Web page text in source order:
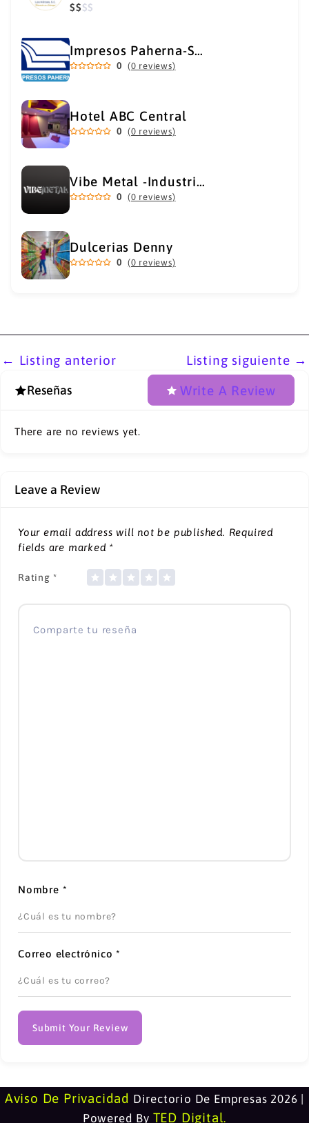
$$$$
Impresos Paherna-Servicios Gráficos Industriales
0 (0 reviews)
Hotel ABC Central
0 (0 reviews)
Vibe Metal -Industrial Metal Supply
0 (0 reviews)
Dulcerias Denny
0 (0 reviews)
← Listing anterior Listing siguiente →
Reseñas Write A Review
There are no reviews yet.
Leave a Review
Your email address will not be published. Required
fields are marked *
Rating *
Nombre *
Correo electrónico*
Submit Your Review
Aviso De Privacidad Directorio De Empresas 2026 |
Powered By TED Digital.